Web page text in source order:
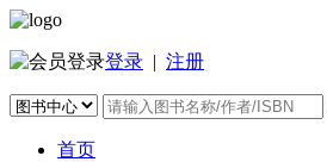
登录 | 注册
首页